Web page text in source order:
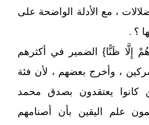
، مع الأدلة الواضحة على
؟ .
إِلَّا ظَنًّا}الضمير في أكثرهم
، وأخرج بعضهم ، لأن فئة
كانوا يعتقدون بصدق محمد
علم اليقين بأن أصنامهم